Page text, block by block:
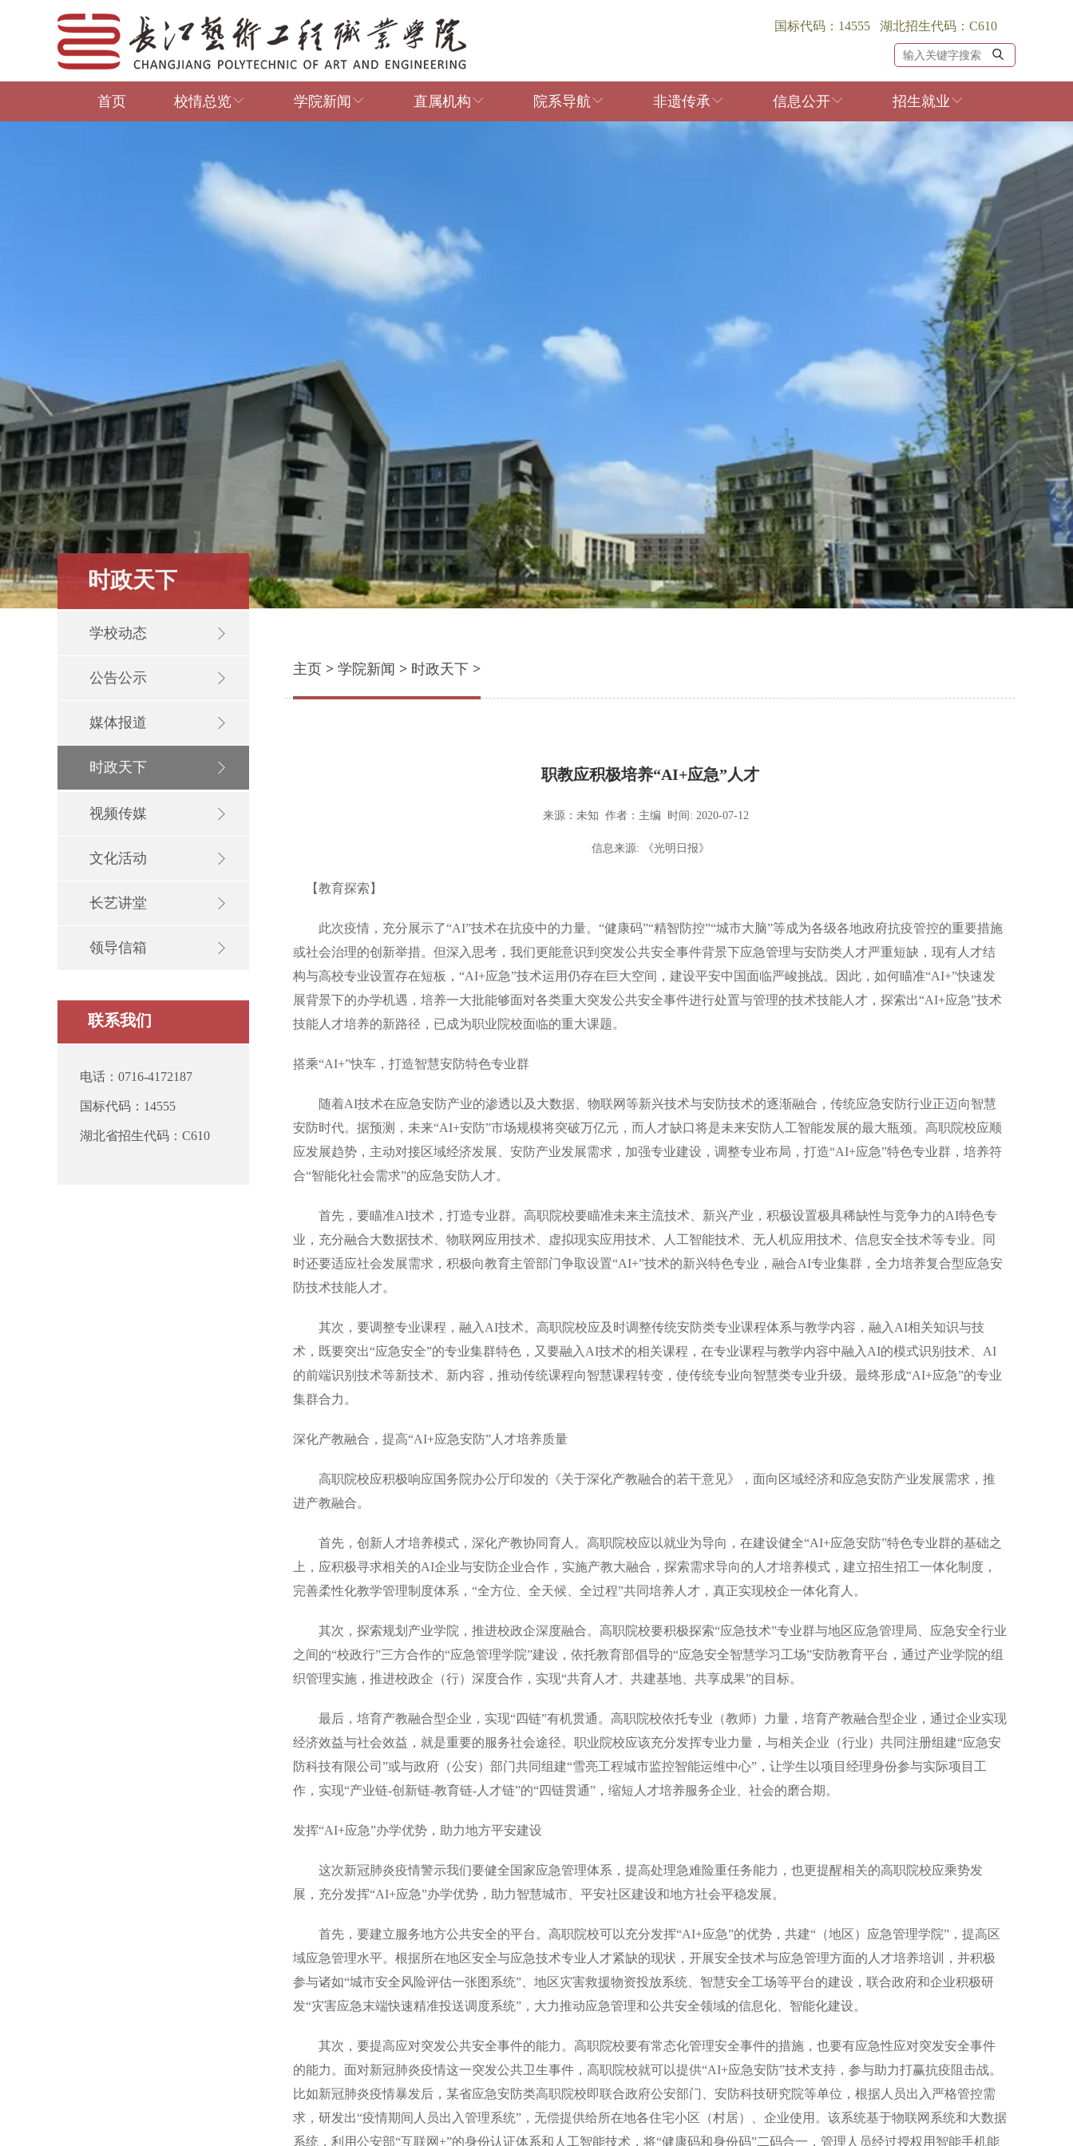
国标代码：14555 湖北招生代码：C610
首页 校情总览 学院新闻 直属机构 院系导航 非遗传承 信息公开 招生就业
时政天下
学校动态
公告公示
媒体报道
时政天下
视频传媒
文化活动
长艺讲堂
领导信箱
联系我们
电话：0716-4172187
国标代码：14555
湖北省招生代码：C610
主页 > 学院新闻 > 时政天下 >
职教应积极培养“AI+应急”人才
来源：未知 作者：主编 时间: 2020-07-12
信息来源: 《光明日报》
【教育探索】
此次疫情，充分展示了“AI”技术在抗疫中的力量。“健康码”“精智防控”“城市大脑”等成为各级各地政府抗疫管控的重要措施
或社会治理的创新举措。但深入思考，我们更能意识到突发公共安全事件背景下应急管理与安防类人才严重短缺，现有人才结
构与高校专业设置存在短板，“AI+应急”技术运用仍存在巨大空间，建设平安中国面临严峻挑战。因此，如何瞄准“AI+”快速发
展背景下的办学机遇，培养一大批能够面对各类重大突发公共安全事件进行处置与管理的技术技能人才，探索出“AI+应急”技术
技能人才培养的新路径，已成为职业院校面临的重大课题。
搭乘“AI+”快车，打造智慧安防特色专业群
随着AI技术在应急安防产业的渗透以及大数据、物联网等新兴技术与安防技术的逐渐融合，传统应急安防行业正迈向智慧
安防时代。据预测，未来“AI+安防”市场规模将突破万亿元，而人才缺口将是未来安防人工智能发展的最大瓶颈。高职院校应顺
应发展趋势，主动对接区域经济发展、安防产业发展需求，加强专业建设，调整专业布局，打造“AI+应急”特色专业群，培养符
合“智能化社会需求”的应急安防人才。
首先，要瞄准AI技术，打造专业群。高职院校要瞄准未来主流技术、新兴产业，积极设置极具稀缺性与竞争力的AI特色专
业，充分融合大数据技术、物联网应用技术、虚拟现实应用技术、人工智能技术、无人机应用技术、信息安全技术等专业。同
时还要适应社会发展需求，积极向教育主管部门争取设置“AI+”技术的新兴特色专业，融合AI专业集群，全力培养复合型应急安
防技术技能人才。
其次，要调整专业课程，融入AI技术。高职院校应及时调整传统安防类专业课程体系与教学内容，融入AI相关知识与技
术，既要突出“应急安全”的专业集群特色，又要融入AI技术的相关课程，在专业课程与教学内容中融入AI的模式识别技术、AI
的前端识别技术等新技术、新内容，推动传统课程向智慧课程转变，使传统专业向智慧类专业升级。最终形成“AI+应急”的专业
集群合力。
深化产教融合，提高“AI+应急安防”人才培养质量
高职院校应积极响应国务院办公厅印发的《关于深化产教融合的若干意见》，面向区域经济和应急安防产业发展需求，推
进产教融合。
首先，创新人才培养模式，深化产教协同育人。高职院校应以就业为导向，在建设健全“AI+应急安防”特色专业群的基础之
上，应积极寻求相关的AI企业与安防企业合作，实施产教大融合，探索需求导向的人才培养模式，建立招生招工一体化制度，
完善柔性化教学管理制度体系，“全方位、全天候、全过程”共同培养人才，真正实现校企一体化育人。
其次，探索规划产业学院，推进校政企深度融合。高职院校要积极探索“应急技术”专业群与地区应急管理局、应急安全行业
之间的“校政行”三方合作的“应急管理学院”建设，依托教育部倡导的“应急安全智慧学习工场”安防教育平台，通过产业学院的组
织管理实施，推进校政企（行）深度合作，实现“共育人才、共建基地、共享成果”的目标。
最后，培育产教融合型企业，实现“四链”有机贯通。高职院校依托专业（教师）力量，培育产教融合型企业，通过企业实现
经济效益与社会效益，就是重要的服务社会途径。职业院校应该充分发挥专业力量，与相关企业（行业）共同注册组建“应急安
防科技有限公司”或与政府（公安）部门共同组建“雪亮工程城市监控智能运维中心”，让学生以项目经理身份参与实际项目工
作，实现“产业链-创新链-教育链-人才链”的“四链贯通”，缩短人才培养服务企业、社会的磨合期。
发挥“AI+应急”办学优势，助力地方平安建设
这次新冠肺炎疫情警示我们要健全国家应急管理体系，提高处理急难险重任务能力，也更提醒相关的高职院校应乘势发
展，充分发挥“AI+应急”办学优势，助力智慧城市、平安社区建设和地方社会平稳发展。
首先，要建立服务地方公共安全的平台。高职院校可以充分发挥“AI+应急”的优势，共建“（地区）应急管理学院”，提高区
域应急管理水平。根据所在地区安全与应急技术专业人才紧缺的现状，开展安全技术与应急管理方面的人才培养培训，并积极
参与诸如“城市安全风险评估一张图系统”、地区灾害救援物资投放系统、智慧安全工场等平台的建设，联合政府和企业积极研
发“灾害应急末端快速精准投送调度系统”，大力推动应急管理和公共安全领域的信息化、智能化建设。
其次，要提高应对突发公共安全事件的能力。高职院校要有常态化管理安全事件的措施，也要有应急性应对突发安全事件
的能力。面对新冠肺炎疫情这一突发公共卫生事件，高职院校就可以提供“AI+应急安防”技术支持，参与助力打赢抗疫阻击战。
比如新冠肺炎疫情暴发后，某省应急安防类高职院校即联合政府公安部门、安防科技研究院等单位，根据人员出入严格管控需
求，研发出“疫情期间人员出入管理系统”，无偿提供给所在地各住宅小区（村居）、企业使用。该系统基于物联网系统和大数据
系统，利用公安部“互联网+”的身份认证体系和人工智能技术，将“健康码和身份码”二码合一，管理人员经过授权用智能手机能